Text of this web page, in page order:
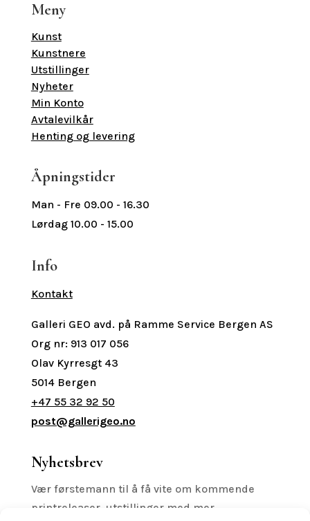
Meny
Kunst
Kunstnere
Utstillinger
Nyheter
Min Konto
Avtalevilkår
Henting og levering
Åpningstider
Man - Fre 09.00 - 16.30
Lørdag 10.00 - 15.00
Info
Kontakt
Galleri GEO avd. på Ramme Service Bergen AS
Org nr: 913 017 056
Olav Kyrresgt 43
5014 Bergen
+47 55 32 92 50
post@gallerigeo.no
Nyhetsbrev
Vær førstemann til å få vite om kommende
printreleaser, utstillinger med mer.